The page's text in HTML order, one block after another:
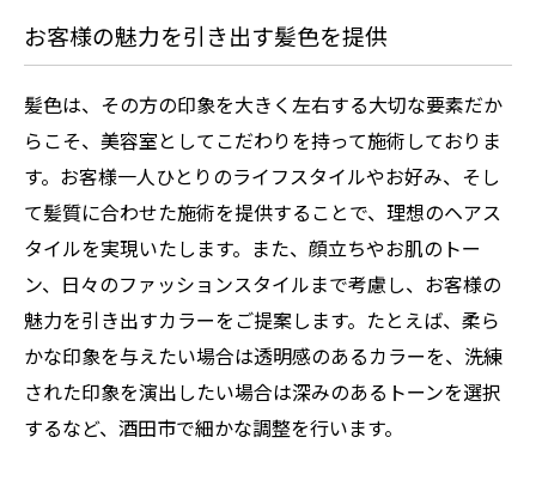
お客様の魅力を引き出す髪色を提供
髪色は、その方の印象を大きく左右する大切な要素だか
らこそ、美容室としてこだわりを持って施術しておりま
す。お客様一人ひとりのライフスタイルやお好み、そし
て髪質に合わせた施術を提供することで、理想のヘアス
タイルを実現いたします。また、顔立ちやお肌のトー
ン、日々のファッションスタイルまで考慮し、お客様の
魅力を引き出すカラーをご提案します。たとえば、柔ら
かな印象を与えたい場合は透明感のあるカラーを、洗練
された印象を演出したい場合は深みのあるトーンを選択
するなど、酒田市で細かな調整を行います。